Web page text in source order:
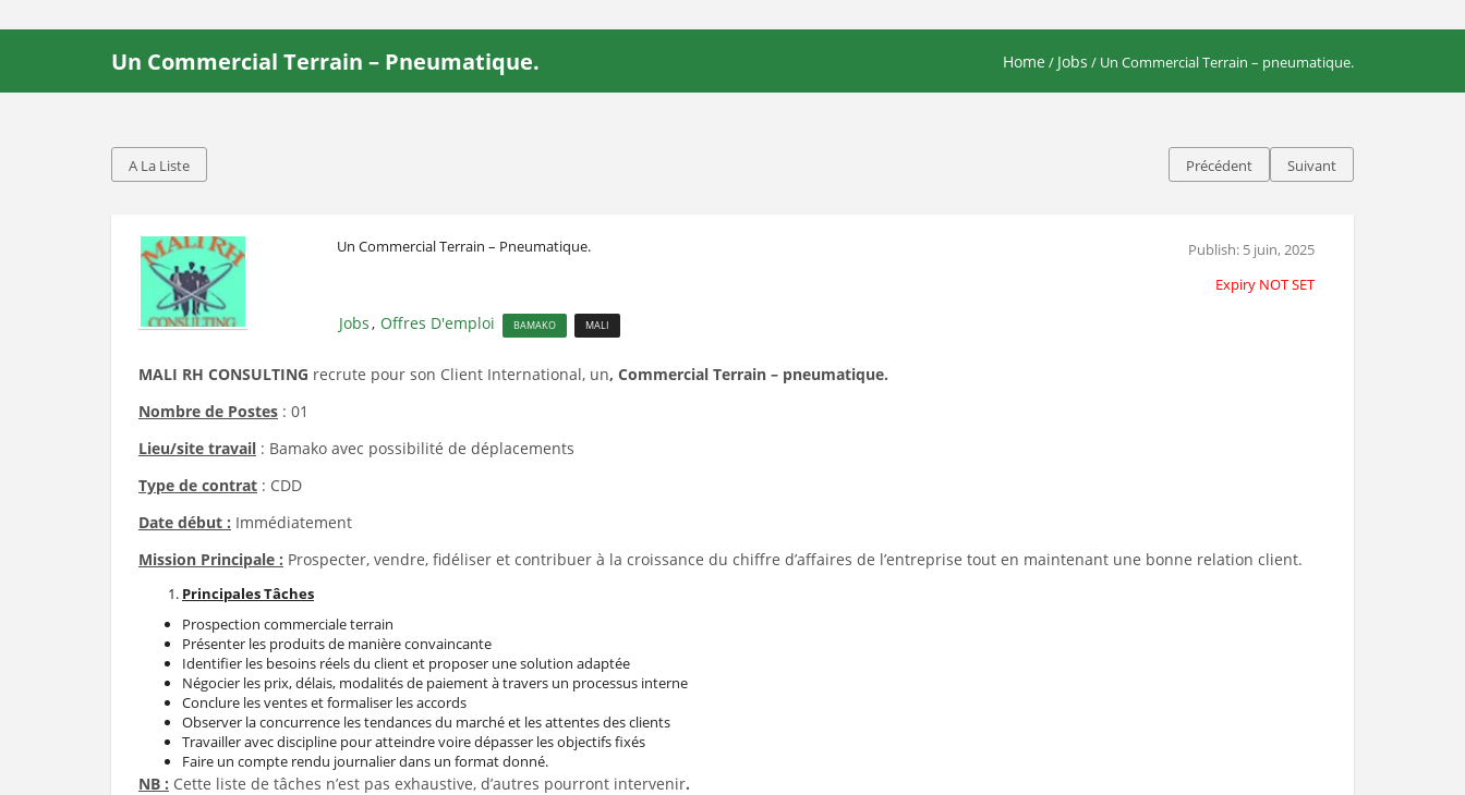
Un Commercial Terrain – Pneumatique. Home / Jobs / Un Commercial Terrain – pneumatique.
A La Liste Précédent Suivant
Un Commercial Terrain – Pneumatique.
Publish: 5 juin, 2025
Expiry NOT SET
Jobs, Offres D'emploi BAMAKO MALI
MALI RH CONSULTING recrute pour son Client International, un, Commercial Terrain – pneumatique.
Nombre de Postes : 01
Lieu/site travail : Bamako avec possibilité de déplacements
Type de contrat : CDD
Date début : Immédiatement
Mission Principale : Prospecter, vendre, fidéliser et contribuer à la croissance du chiffre d’affaires de l’entreprise tout en maintenant une bonne relation client.
Principales Tâches
Prospection commerciale terrain
Présenter les produits de manière convaincante
Identifier les besoins réels du client et proposer une solution adaptée
Négocier les prix, délais, modalités de paiement à travers un processus interne
Conclure les ventes et formaliser les accords
Observer la concurrence les tendances du marché et les attentes des clients
Travailler avec discipline pour atteindre voire dépasser les objectifs fixés
Faire un compte rendu journalier dans un format donné.
NB : Cette liste de tâches n’est pas exhaustive, d’autres pourront intervenir.